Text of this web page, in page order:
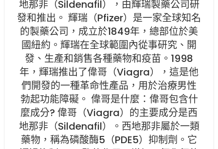
地那非（Sildenafil），由輝瑞製藥公司研
發和推出。 輝瑞（Pfizer）是一家全球知名
的製藥公司，成立於1849年，總部位於美
國紐約。輝瑞在全球範圍內從事研究、開
發、生產和銷售各種藥物和疫苗。1998
年，輝瑞推出了偉哥（Viagra），這是他
們開發的一種革命性產品，用於治療男性
勃起功能障礙。 偉哥是什麼：偉哥包含什
麼成分? 偉哥（Viagra）的主要成分是西
地那非（Sildenafil）。西地那非屬於一類
藥物，稱為磷酸酶5（PDE5）抑制劑。它